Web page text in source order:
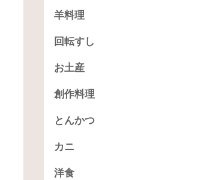
羊料理
回転すし
お土産
創作料理
とんかつ
カニ
洋食